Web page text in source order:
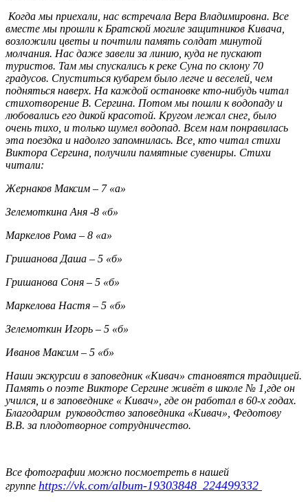
Когда мы приехали, нас встречала Вера Владимировна. Все
вместе мы прошли к Братской могиле защитников Кивача,
возложили цветы и почтили память солдат минутой
молчания. Нас даже завели за линию, куда не пускают
туристов. Там мы спускались к реке Суна по склону 70
градусов. Спуститься кубарем было легче и веселей, чем
подняться наверх. На каждой остановке кто-нибудь читал
стихотворение В. Сергина. Потом мы пошли к водопаду и
любовались его дикой красотой. Кругом лежал снег, было
очень тихо, и только шумел водопад. Всем нам понравилась
эта поездка и надолго запомнилась. Все, кто читал стихи
Виктора Сергина, получили памятные сувениры. Стихи
читали:
Жернаков Максим – 7 «а»
Зелемоткина Аня -8 «б»
Маркелов Рома – 8 «а»
Гришанова Даша – 5 «б»
Гришанова Соня – 5 «б»
Маркелова Настя – 5 «б»
Зелемоткин Игорь – 5 «б»
Иванов Максим – 5 «б»
Наши экскурсии в заповедник «Кивач» становятся традицией.
Память о поэте Викторе Сергине живёт в школе № 1,где он
учился, и в заповеднике « Кивач», где он работал в 60-х годах.
Благодарим руководство заповедника «Кивач», Федотову
В.В. за плодотворное сотрудничество.
Все фотографии можно посмоетреть в нашей
группе https://vk.com/album-19303848_224499332